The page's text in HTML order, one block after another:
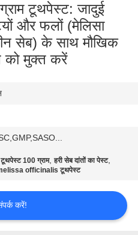
टूथपेस्ट: जादुई
और फलों (मेलिसा
सेब) के साथ मौखिक
को मुक्त करें
टूथपेस्ट 100 ग्राम,हरी सेब दांतों का पेस्ट,
officinalis टूथपेस्ट
करें!